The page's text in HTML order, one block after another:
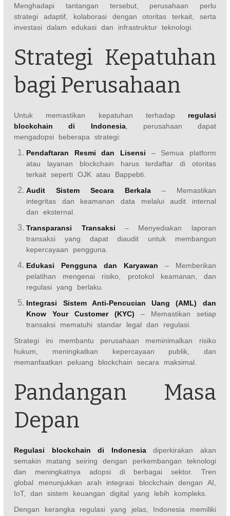
Menghadapi tantangan tersebut, perusahaan perlu
strategi adaptif, kolaborasi dengan otoritas terkait, serta
investasi dalam edukasi dan infrastruktur teknologi.
Strategi Kepatuhan
bagi Perusahaan
Untuk memastikan kepatuhan terhadap regulasi
blockchain di Indonesia, perusahaan dapat
mengadopsi beberapa strategi:
Pendaftaran Resmi dan Lisensi – Semua platform
atau layanan blockchain harus terdaftar di otoritas
terkait seperti OJK atau Bappebti.
Audit Sistem Secara Berkala– Memastikan
integritas dan keamanan data melalui audit internal
dan eksternal.
Transparansi Transaksi – Menyediakan laporan
transaksi yang dapat diaudit untuk membangun
kepercayaan pengguna.
Edukasi Pengguna dan Karyawan – Memberikan
pelatihan mengenai risiko, protokol keamanan, dan
regulasi yang berlaku.
Integrasi Sistem Anti-Pencucian Uang (AML) dan
Know Your Customer (KYC) – Memastikan setiap
transaksi mematuhi standar legal dan regulasi.
Strategi ini membantu perusahaan meminimalkan risiko
hukum, meningkatkan kepercayaan publik, dan
memanfaatkan peluang blockchain secara maksimal.
Pandangan Masa
Depan
Regulasi blockchain di Indonesiadiperkirakan akan
semakin matang seiring dengan perkembangan teknologi
dan meningkatnya adopsi di berbagai sektor. Tren
global menunjukkan arah integrasi blockchain dengan AI,
IoT, dan sistem keuangan digital yang lebih kompleks.
Dengan kerangka regulasi yang jelas, Indonesia memiliki